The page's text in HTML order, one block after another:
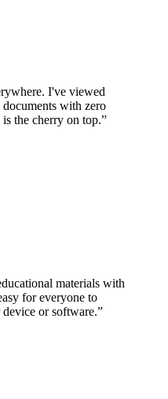
I've viewed
with zero
the cherry on top.”
materials with
for everyone to
device or software.”